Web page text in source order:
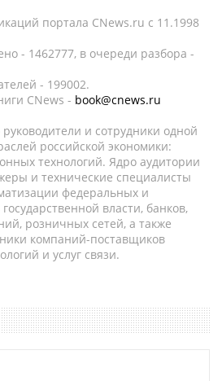
портала CNews.ru c 11.1998
- 1462777, в очереди разбора -
- 199002.
CNews - book@cnews.ru
и сотрудники одной
российской экономики:
технологий. Ядро аудитории
и технические специалисты
федеральных и
власти, банков,
розничных сетей, а также
компаний-поставщиков
и услуг связи.